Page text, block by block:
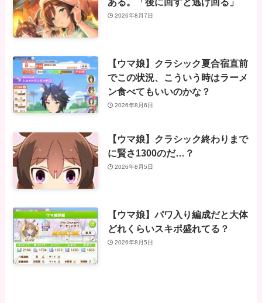
2026年8月7日
【ウマ娘】クラシック夏合宿直前
でこの状況、こういう時はラーメ
ン食べてもいいのかな？
2026年8月6日
【ウマ娘】クラシック終わりまで
に賢さ1300のだ…？
2026年8月5日
【ウマ娘】パワ入り編成だと大体
どれくらいスキポ盛れてる？
2026年8月5日